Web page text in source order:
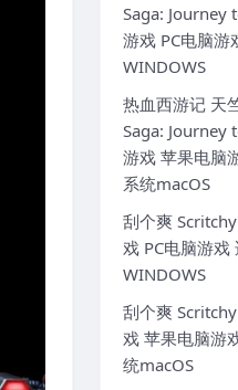
Saga: Journey
游戏 PC电脑游
WINDOWS
热血西游记 天
Saga: Journey
游戏 苹果电脑
系统macOS
刮个爽
戏 PC电脑游戏
WINDOWS
刮个爽
戏 苹果电脑游
统macOS